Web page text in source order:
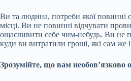
Ви та людина, потреби якої повинні
місці. Ви не повинні відчувати
ощасливити себе чим-небудь. Ви не
куди ви витратили гроші, які сам же
Зрозумійте, що вам необов’язково